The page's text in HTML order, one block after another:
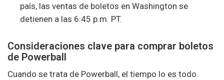
país, las ventas de boletos en Washington se
detienen a las 6:45 p.m. PT.
Consideraciones clave para comprar boletos
de Powerball
Cuando se trata de Powerball, el tiempo lo es todo.